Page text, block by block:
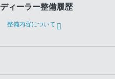
ディーラー整備履歴
整備内容について